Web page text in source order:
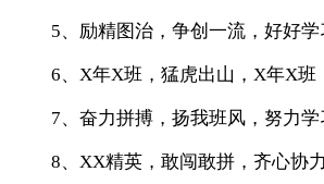
5、励精图治，争创一流，好好学
6、X年X班，猛虎出山，X年X班
7、奋力拼搏，扬我班风，努力学
8、XX精英，敢闯敢拼，齐心协力